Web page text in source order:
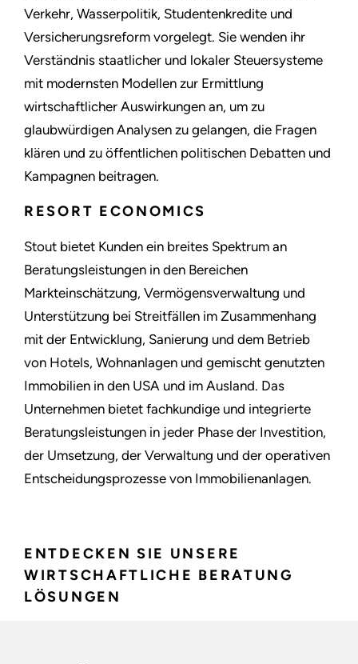
ENTDECKEN SIE UNSERE
WIRTSCHAFTLICHE BERATUNG
LÖSUNGEN
Verkehr, Wasserpolitik, Studentenkredite und
Versicherungsreform vorgelegt. Sie wenden ihr
Verständnis staatlicher und lokaler Steuersysteme
mit modernsten Modellen zur Ermittlung
wirtschaftlicher Auswirkungen an, um zu
glaubwürdigen Analysen zu gelangen, die Fragen
klären und zu öffentlichen politischen Debatten und
Kampagnen beitragen.
RESORT ECONOMICS
Stout bietet Kunden ein breites Spektrum an
Beratungsleistungen in den Bereichen
Markteinschätzung, Vermögensverwaltung und
Unterstützung bei Streitfällen im Zusammenhang
mit der Entwicklung, Sanierung und dem Betrieb
von Hotels, Wohnanlagen und gemischt genutzten
Immobilien in den USA und im Ausland. Das
Unternehmen bietet fachkundige und integrierte
Beratungsleistungen in jeder Phase der Investition,
der Umsetzung, der Verwaltung und der operativen
Entscheidungsprozesse von Immobilienanlagen.